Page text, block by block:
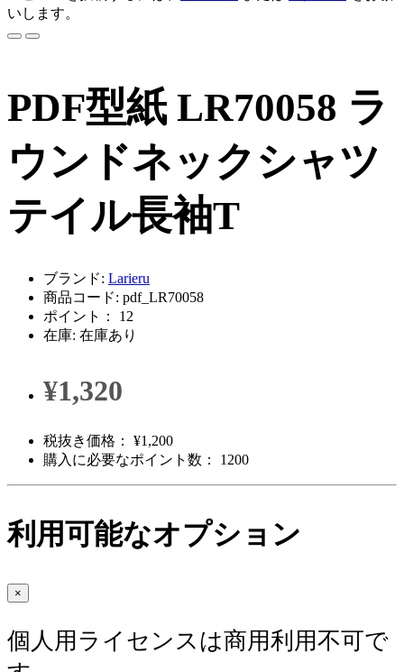
いします。
PDF型紙 LR70058 ラ
ウンドネックシャツ
テイル長袖T
ブランド: Larieru
商品コード: pdf_LR70058
ポイント： 12
在庫: 在庫あり
¥1,320
税抜き価格： ¥1,200
購入に必要なポイント数： 1200
利用可能なオプション
×
個人用ライセンスは商用利用不可で